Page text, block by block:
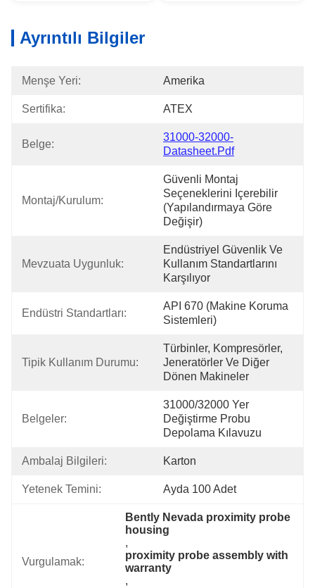
Ayrıntılı Bilgiler
Menşe Yeri: Amerika
Sertifika: ATEX
Belge:
31000-32000-
Datasheet.pdf
Montaj/Kurulum:
Güvenli Montaj
Seçeneklerini Içerebilir
(yapılandırmaya Göre
Değişir)
Mevzuata Uygunluk:
Endüstriyel Güvenlik Ve
Kullanım Standartlarını
Karşılıyor
Endüstri Standartları:
API 670 (Makine Koruma
Sistemleri)
Tipik Kullanım Durumu:
Türbinler, Kompresörler,
Jeneratörler Ve Diğer
Dönen Makineler
Belgeler:
31000/32000 Yer
Değiştirme Probu
Depolama Kılavuzu
Ambalaj Bilgileri: Karton
Yetenek Temini: Ayda 100 Adet
Vurgulamak:
Bently Nevada proximity probe
housing
,
proximity probe assembly with
warranty
,